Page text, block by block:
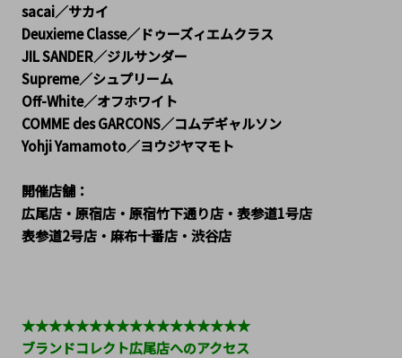
sacai／サカイ
Deuxieme Classe／ドゥーズィエムクラス
JIL SANDER／ジルサンダー
Supreme／シュプリーム
Off-White／オフホワイト
COMME des GARCONS／コムデギャルソン
Yohji Yamamoto／ヨウジヤマモト
開催店舗：
広尾店・原宿店・原宿竹下通り店・表参道1号店
表参道2号店・麻布十番店・渋谷店
★★★★★★★★★★★★★★★★★
ブランドコレクト広尾店へのアクセス